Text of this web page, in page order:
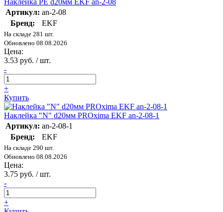
Артикул: an-2-08
Бренд:
EKF
На складе 281 шт.
Обновлено 08.08.2026
Цена:
3.53 руб. / шт.
-
+
Купить
Наклейка "N" d20мм PROxima EKF an-2-08-1
Артикул: an-2-08-1
Бренд:
EKF
На складе 290 шт.
Обновлено 08.08.2026
Цена:
3.75 руб. / шт.
-
+